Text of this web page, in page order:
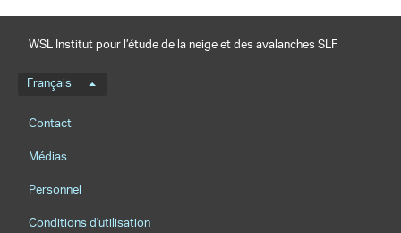
WSL Institut pour l’étude de la neige et des avalanches SLF
Menu de langue
Français
Footernavigation
Contact
Médias
Personnel
Conditions d'utilisation